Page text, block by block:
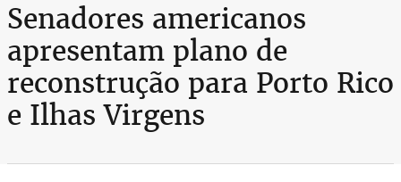
Senadores americanos
apresentam plano de
reconstrução para Porto Rico
e Ilhas Virgens